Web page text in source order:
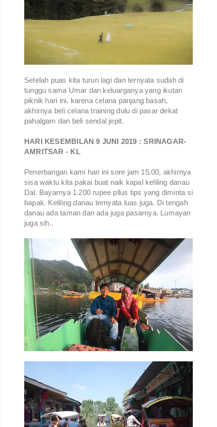
Setelah puas kita turun lagi dan ternyata sudah di
tunggu sama Umar dan keluarganya yang ikutan
piknik hari ini. karena celana panjang basah,
akhirnya beli celana training dulu di pasar dekat
pahalgam dan beli sendal jepit.
HARI KESEMBILAN 9 JUNI 2019 : SRINAGAR-
AMRITSAR - KL
Penerbangan kami hari ini sore jam 15.00, akhirnya
sisa waktu kita pakai buat naik kapal keliling danau
Dal. Bayarnya 1.200 rupee pllus tips yang diminta si
bapak. Keliling danau ternyata luas juga. Di tengah
danau ada taman dan ada juga pasarnya. Lumayan
juga sih..